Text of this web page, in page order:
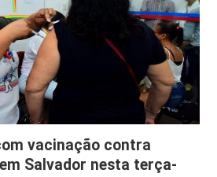
vacinação contra
Salvador nesta terça-